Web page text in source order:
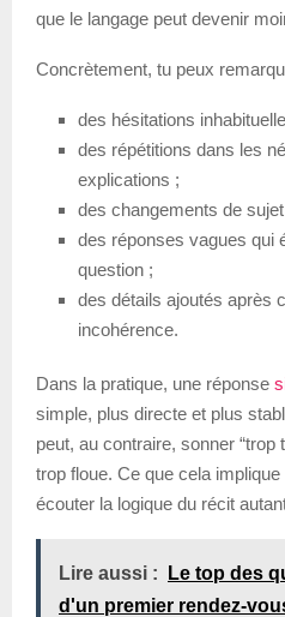
que le langage peut devenir
Concrètement, tu peux
des hésitations
des répétitions dans les
explications ;
des changements de
des réponses vagues qui
question ;
des détails ajoutés après
incohérence.
Dans la pratique, une réponse
simple, plus directe et plus
peut, au contraire, sonner “trop
trop floue. Ce que cela implique
écouter la logique du récit
Lire aussi :
Le top des
d'un premier rendez-